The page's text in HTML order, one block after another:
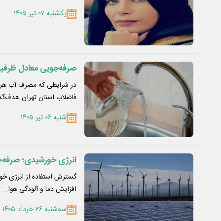
یکشنبه ۰۷ تیر ۱۴۰۵
صرفه‌جویی معادل
فاضلاب استان تهران
شنبه ۰۶ تیر ۱۴۰۵
انرژی خورشیدی؛
گسترش استفاده از انرژی
افزایش دما و آلودگی هوا…
سه‌شنبه ۲۶ خرداد ۱۴۰۵